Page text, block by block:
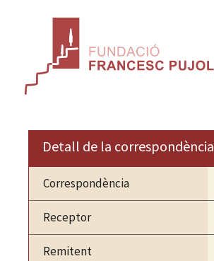
Detall de la correspondència
Correspondència
Receptor
Remitent